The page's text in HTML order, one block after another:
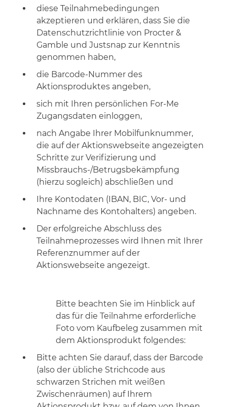
diese Teilnahmebedingungen
akzeptieren und erklären, dass Sie die
Datenschutzrichtlinie von Procter &
Gamble und Justsnap zur Kenntnis
genommen haben,
die Barcode-Nummer des
Aktionsproduktes angeben,
sich mit Ihren persönlichen For-Me
Zugangsdaten einloggen,
nach Angabe Ihrer Mobilfunknummer,
die auf der Aktionswebseite angezeigten
Schritte zur Verifizierung und
Missbrauchs-/Betrugsbekämpfung
(hierzu sogleich) abschließen und
Ihre Kontodaten (IBAN, BIC, Vor- und
Nachname des Kontohalters) angeben.
Der erfolgreiche Abschluss des
Teilnahmeprozesses wird Ihnen mit Ihrer
Referenznummer auf der
Aktionswebseite angezeigt.
Bitte beachten Sie im Hinblick auf
das für die Teilnahme erforderliche
Foto vom Kaufbeleg zusammen mit
dem Aktionsprodukt folgendes:
Bitte achten Sie darauf, dass der Barcode
(also der übliche Strichcode aus
schwarzen Strichen mit weißen
Zwischenräumen) auf Ihrem